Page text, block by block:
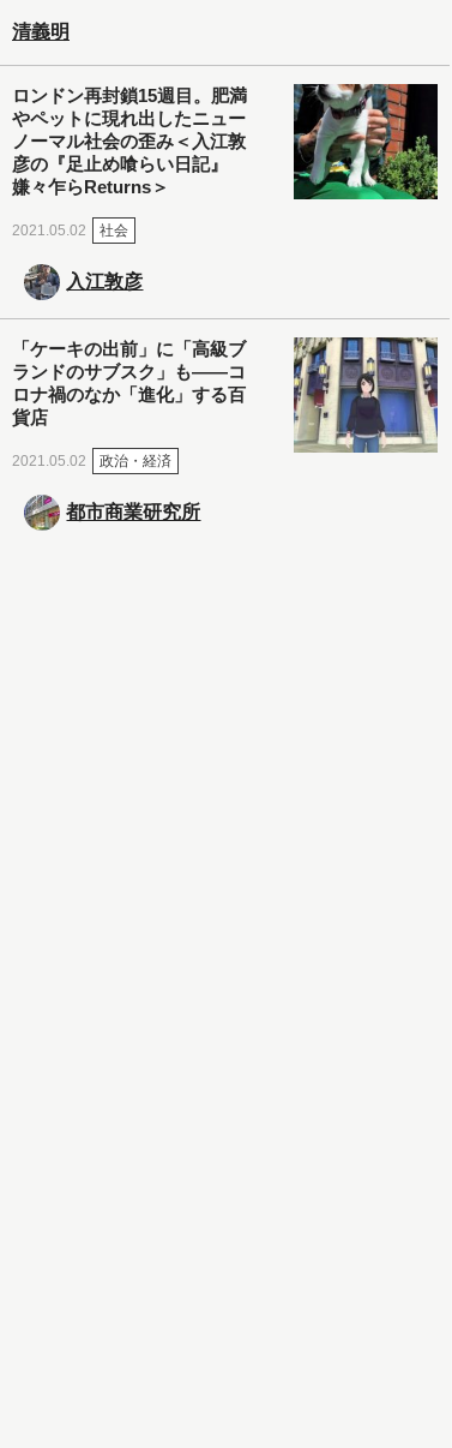
清義明
ロンドン再封鎖15週目。肥満
やペットに現れ出したニュー
ノーマル社会の歪み＜入江敦
彦の『足止め喰らい日記』
嫌々乍らReturns＞
2021.05.02 社会
入江敦彦
「ケーキの出前」に「高級ブ
ランドのサブスク」も――コ
ロナ禍のなか「進化」する百
貨店
2021.05.02 政治・経済
都市商業研究所